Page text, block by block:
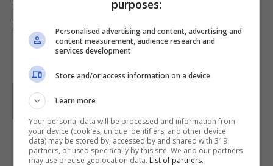
cotte, associate ad
una insalata verde dal
condimento semplice
IN PRIMO PIANO
purposes:
Personalised advertising and content, advertising and
content measurement, audience research and
services development
Store and/or access information on a device
Learn more
Your personal data will be processed and information from
your device (cookies, unique identifiers, and other device
data) may be stored by, accessed by and shared with 319
partners, or used specifically by this site. We and our partners
may use precise geolocation data. List of partners.